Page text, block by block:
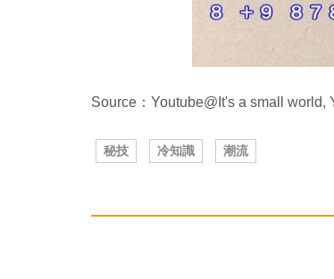
Source：Youtube@It's a small
秘技 冷知識 潮流